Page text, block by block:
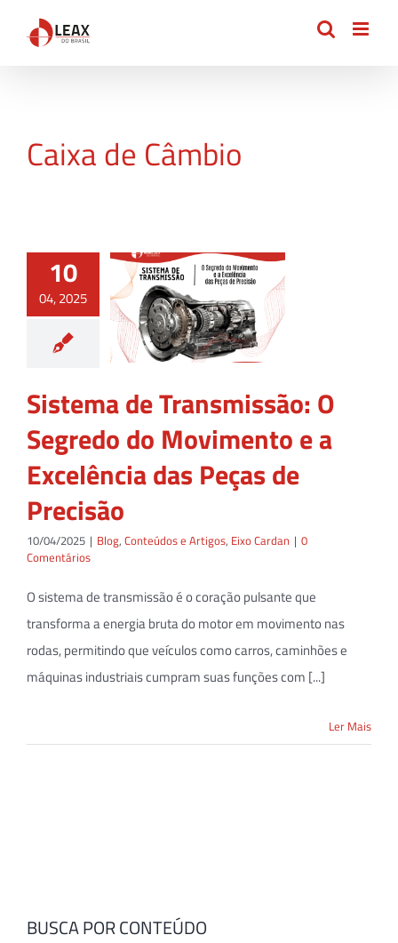
Caixa de Câmbio
10
04, 2025
Sistema de Transmissão: O
Segredo do Movimento e a
Excelência das Peças de
Precisão
10/04/2025 | Blog, Conteúdos e Artigos, Eixo Cardan | 0
Comentários
O sistema de transmissão é o coração pulsante que
transforma a energia bruta do motor em movimento nas
rodas, permitindo que veículos como carros, caminhões e
máquinas industriais cumpram suas funções com [...]
Ler Mais
BUSCA POR CONTEÚDO